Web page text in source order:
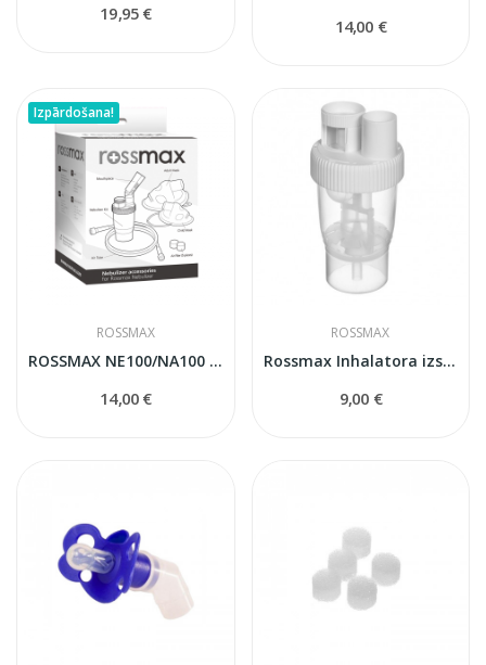
19,95 €
14,00 €
Izpārdošana!
ROSSMAX
ROSSMAX NE100/NA100 Inhalatora Komplekts
14,00 €
ROSSMAX
Rossmax Inhalatora izsmidzinātāja trauciņš
9,00 €